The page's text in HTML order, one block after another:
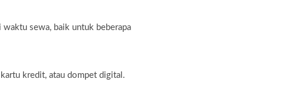
waktu sewa, baik untuk beberapa
kredit, atau dompet digital.